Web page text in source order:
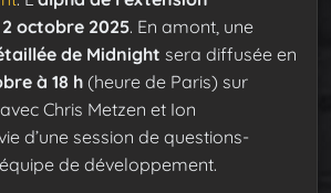
octobre 2025. En amont, une
de Midnight sera diffusée en
à 18 h (heure de Paris) sur
Chris Metzen et Ion
d’une session de questions-
de développement.